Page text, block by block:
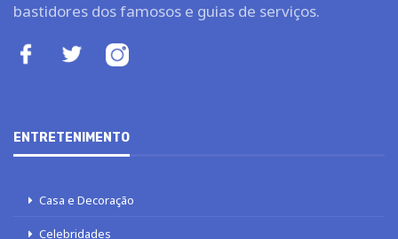
bastidores dos famosos e guias de serviços.
ENTRETENIMENTO
Casa e Decoração
Celebridades